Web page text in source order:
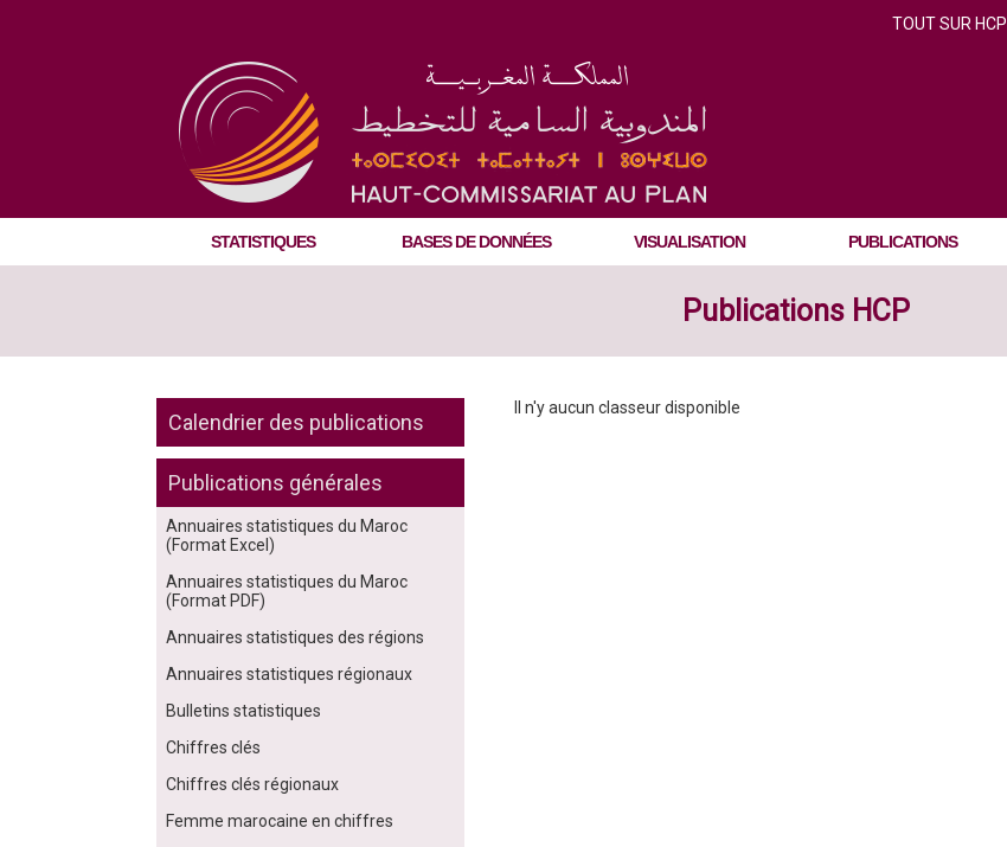
TOUT SUR HCP
STATISTIQUES BASES DE DONNÉES VISUALISATION PUBLICATIONS
Publications HCP
Calendrier des publications
Publications générales
Annuaires statistiques du Maroc
(Format Excel)
Annuaires statistiques du Maroc
(Format PDF)
Annuaires statistiques des régions
Annuaires statistiques régionaux
Bulletins statistiques
Chiffres clés
Chiffres clés régionaux
Femme marocaine en chiffres
Il n'y aucun classeur disponible